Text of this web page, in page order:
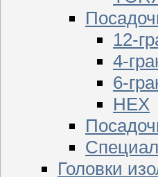
12-
4-
6-
HEX
Головки